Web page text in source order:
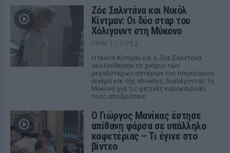
Ζόε Σαλντάνα και Νικόλ
Κίντμαν: Οι δύο σταρ του
Χόλιγουντ στη Μύκονο
ΠΡΙΝ 11 ΏΡΕΣ
Η Νικόλ Κίντμαν και η Ζόε Σαλντάνα
ακολούθησαν τα χνάρια των
μεγαλύτερων αστέρων του παγκόσμιου
σινεμά και της showbiz, διαλέγοντας τη
Μύκονο για τις φετινές καλοκαιρινές
τους αποδράσεις.
Ο Γιώργος Μανίκας έστησε
απίθανη φάρσα σε υπάλληλο
καφετέριας – Τι έγινε στο
βίντεο